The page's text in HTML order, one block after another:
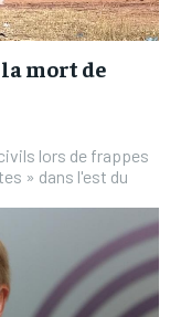
mort de
lors de frappes
» dans l'est du